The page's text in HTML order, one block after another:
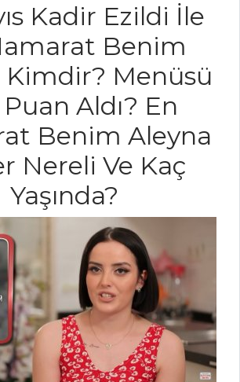
Tel
Kadir Ezildi İle
Benim
Kimdir? Menüsü
Aldı? En
Benim Aleyna
Nereli Ve Kaç
Yaşında?